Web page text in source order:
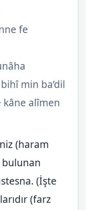
fe
min ba’dil
alîmen
(haram
bulunan
(İşte
(farz